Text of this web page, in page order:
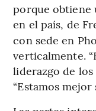
porque obtiene
en el país, de
con sede en
verticalmente.
liderazgo de los
“Estamos